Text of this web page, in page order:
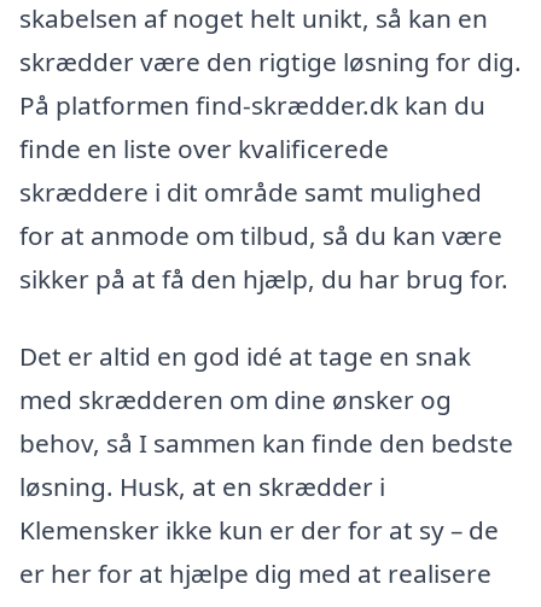
skabelsen af noget helt unikt, så kan en
skrædder være den rigtige løsning for dig.
På platformen find-skrædder.dk kan du
finde en liste over kvalificerede
skræddere i dit område samt mulighed
for at anmode om tilbud, så du kan være
sikker på at få den hjælp, du har brug for.
Det er altid en god idé at tage en snak
med skrædderen om dine ønsker og
behov, så I sammen kan finde den bedste
løsning. Husk, at en skrædder i
Klemensker ikke kun er der for at sy – de
er her for at hjælpe dig med at realisere